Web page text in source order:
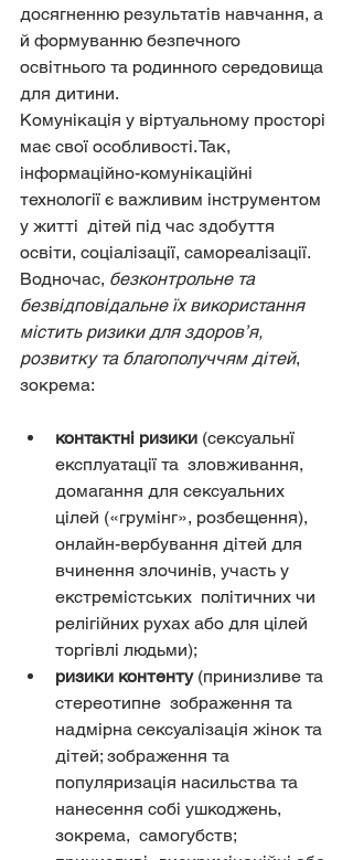
досягненню результатів навчання, а
й формуванню безпечного
освітнього та родинного середовища
для дитини.
Комунікація у віртуальному просторі
має свої особливості. Так,
інформаційно-комунікаційні
технології є важливим інструментом
у житті  дітей під час здобуття
освіти, соціалізації, самореалізації.
Водночас, безконтрольне та
безвідповідальне їх використання
містить ризики для здоров’я,
розвитку та благополуччям дітей,
зокрема:
контактні ризики (сексуальнї
експлуатації та  зловживання,
домагання для сексуальних
цілей («грумінг», розбещення),
онлайн-вербування дітей для
вчинення злочинів, участь у
екстремістських  політичних чи
релігійних рухах або для цілей
торгівлі людьми);
ризики контенту (принизливе та
стереотипне  зображення та
надмірна сексуалізація жінок та
дітей; зображення та
популяризація насильства та
нанесення собі ушкоджень,
зокрема,  самогубств;